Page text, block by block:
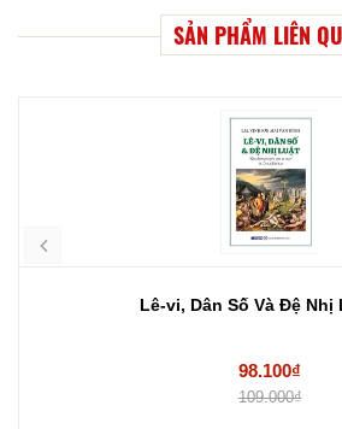
SẢN PHẨM LIÊN
Lê-vi, Dân Số Và Đệ Nhị
98.100₫
109.000₫